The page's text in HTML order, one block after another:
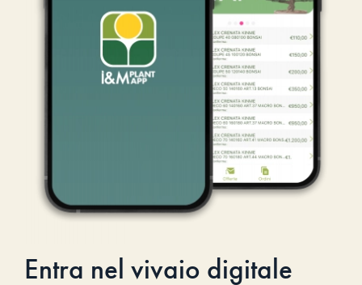
Entra nel vivaio digitale